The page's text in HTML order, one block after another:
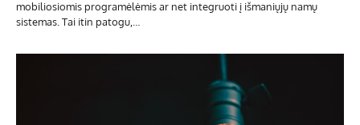
mobiliosiomis programėlėmis ar net integruoti į išmaniųjų namų
sistemas. Tai itin patogu,…